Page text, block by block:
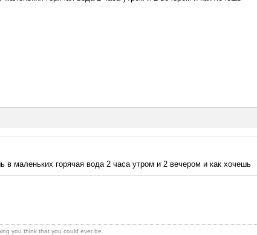
маленьких горячая вода 2 часа утром и 2 вечером и как хочешь
you think that you could ever be.